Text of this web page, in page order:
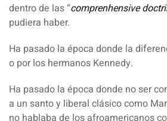
dentro de las “comprenhensive
pudiera haber.
Ha pasado la época donde la
o por los hermanos Kennedy.
Ha pasado la época donde no ser
a un santo y liberal clásico como
no hablaba de los afroamericanos